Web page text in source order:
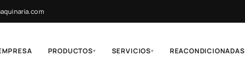
PRODUCTOS▾ SERVICIOS▾ REACONDICIONADAS